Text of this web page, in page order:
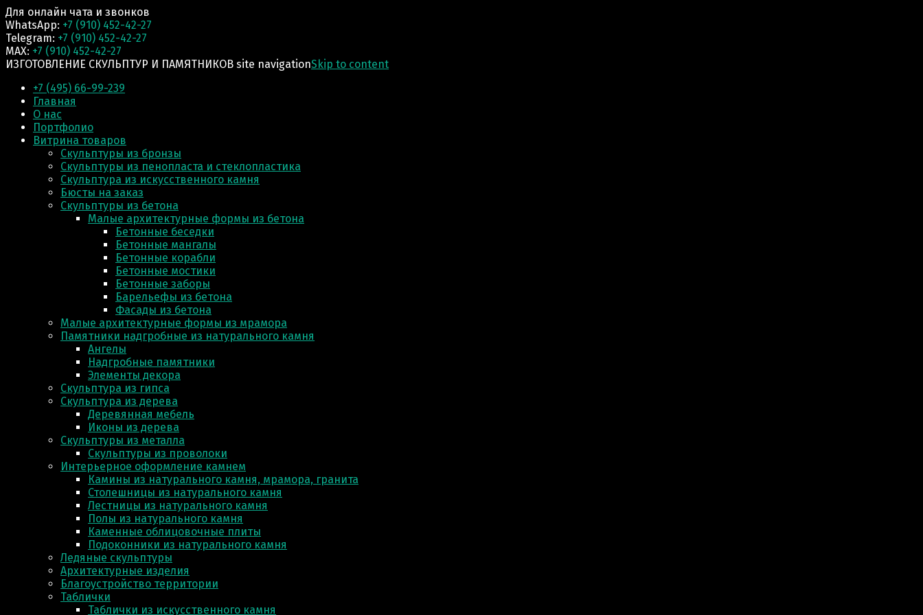
Для онлайн чата и звонков
WhatsApp: +7 (910) 452-42-27
Telegram: +7 (910) 452-42-27
MAX: +7 (910) 452-42-27
ИЗГОТОВЛЕНИЕ СКУЛЬПТУР И ПАМЯТНИКОВ site navigationSkip to content
+7 (495) 66-99-239
Главная
О нас
Портфолио
Витрина товаров
Скульптуры из бронзы
Скульптуры из пенопласта и стеклопластика
Скульптура из искусственного камня
Бюсты на заказ
Скульптуры из бетона
Малые архитектурные формы из бетона
Бетонные беседки
Бетонные мангалы
Бетонные корабли
Бетонные мостики
Бетонные заборы
Барельефы из бетона
Фасады из бетона
Малые архитектурные формы из мрамора
Памятники надгробные из натурального камня
Ангелы
Надгробные памятники
Элементы декора
Скульптура из гипса
Скульптура из деревa
Деревянная мебель
Иконы из дерева
Скульптуры из металла
Скульптуры из проволоки
Интерьерное оформление камнем
Камины из натурального камня, мрамора, гранита
Столешницы из натурального камня
Лестницы из натурального камня
Полы из натурального камня
Каменные облицовочные плиты
Подоконники из натурального камня
Ледяные скульптуры
Архитектурные изделия
Благоустройство территории
Таблички
Таблички из искусственного камня